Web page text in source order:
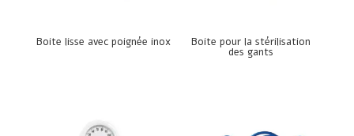
Boite lisse avec poignée inox Boite pour la stérilisation
des gants